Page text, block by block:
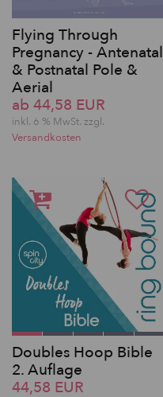
Flying Through
Pregnancy - Antenatal
& Postnatal Pole &
Aerial
ab 44,58 EUR
inkl. 6 % MwSt. zzgl.
Versandkosten
Doubles Hoop Bible
2. Auflage
44,58 EUR